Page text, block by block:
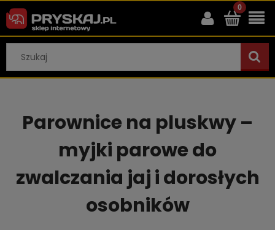
Parownice na pluskwy –
myjki parowe do
zwalczania jaj i dorosłych
osobników